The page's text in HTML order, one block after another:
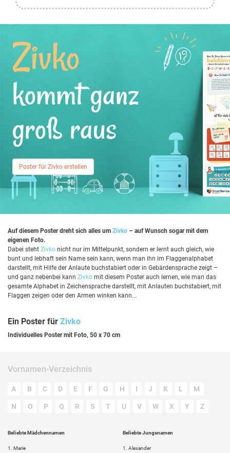
Zivko
kommt ganz
groß raus
Poster für Zivko erstellen
Auf diesem Poster dreht sich alles um Zivko – auf Wunsch sogar mit dem
eigenen Foto.
Dabei steht Zivko nicht nur im Mittelpunkt, sondern er lernt auch gleich, wie
bunt und lebhaft sein Name sein kann, wenn man ihn im Flaggenalphabet
darstellt, mit Hilfe der Anlaute buchstabiert oder in Gebärdensprache zeigt –
und ganz nebenbei kann Zivko mit diesem Poster auch lernen, wie man das
gesamte Alphabet in Zeichensprache darstellt, mit Anlauten buchstabiert, mit
Flaggen zeigen oder den Armen winken kann...
Ein Poster für Zivko
Individuelles Poster mit Foto, 50 x 70 cm
Vornamen-Verzeichnis
A B C D E F G H I J K L M
N O P Q R S T U V W X Y Z
Beliebte Mädchennamen
1. Marie
Beliebte Jungsnamen
1. Alexander